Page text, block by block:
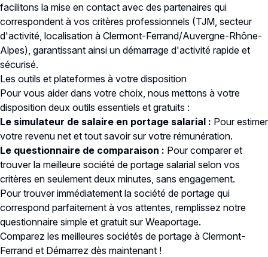
facilitons la mise en contact avec des partenaires qui
correspondent à vos critères professionnels (TJM, secteur
d'activité, localisation à Clermont-Ferrand/Auvergne-Rhône-
Alpes), garantissant ainsi un démarrage d'activité rapide et
sécurisé.
Les outils et plateformes à votre disposition
Pour vous aider dans votre choix, nous mettons à votre
disposition deux outils essentiels et gratuits :
Le simulateur de salaire en portage salarial : Pour estimer
votre revenu net et tout savoir sur votre rémunération.
Le questionnaire de comparaison : Pour comparer et
trouver la meilleure société de portage salarial selon vos
critères en seulement deux minutes, sans engagement.
Pour trouver immédiatement la société de portage qui
correspond parfaitement à vos attentes, remplissez notre
questionnaire simple et gratuit surWeaportage.
Comparez les meilleures sociétés de portage à Clermont-
Ferrand et Démarrez dès maintenant !